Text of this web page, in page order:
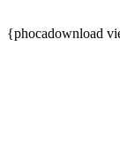
{phocadownload